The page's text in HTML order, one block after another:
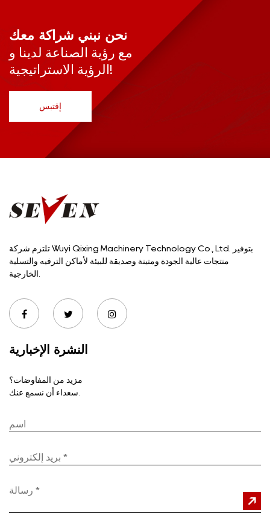
نحن نبني شراكة معك
مع رؤية الصناعة لدينا و
الرؤية الاستراتيجية!
إقتبس
تلتزم شركة Wuyi Qixing Machinery Technology Co., Ltd. بتوفير
منتجات عالية الجودة ومتينة وصديقة للبيئة لأماكن الترفيه والتسلية
النشرة الإخبارية
مزيد من المفاوضات؟